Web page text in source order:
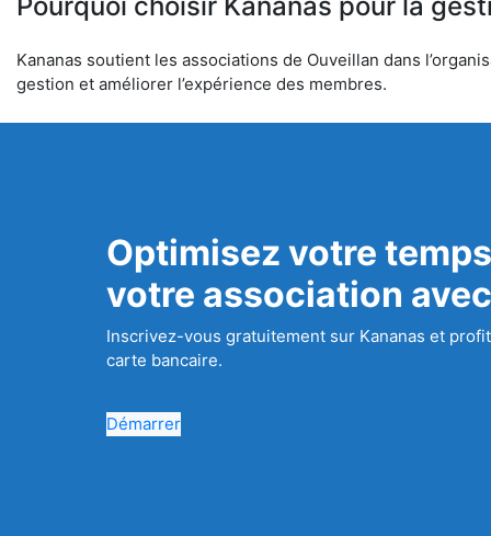
Kananas soutient les associations de Ouveillan dans
gestion et améliorer l’expérience des membres.
Optimisez votre
votre association
Inscrivez-vous gratuitement sur Kananas et
carte bancaire.
Démarrer